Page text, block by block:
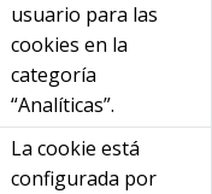
usuario para las
cookies en la
categoría
“Analíticas”.
La cookie está
configurada por